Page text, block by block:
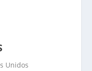
Unidos